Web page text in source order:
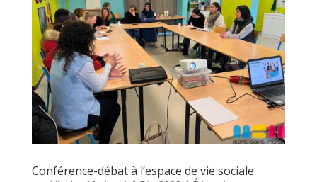
Conférence-débat à l’espace de vie sociale